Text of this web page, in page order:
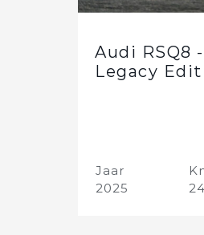
Audi RSQ8
Legacy
Jaar
2025